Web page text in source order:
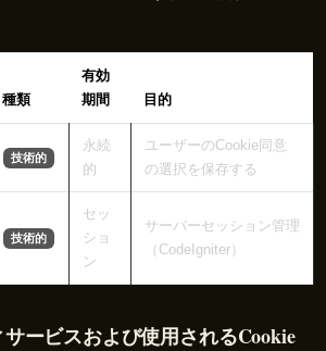
種類
有効
期間
目的
技術的
永続
的
ユーザーのCookie同意
の選択を保存する
技術的
セッ
ショ
ン
サーバーセッション管理
（CodeIgniter）
ービスおよび使用されるCookie